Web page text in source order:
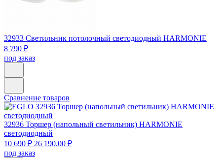
32933 Светильник потолочный светодиодный HARMONIE
8 790 ₽
под заказ
Сравнение товаров
32936 Торшер (напольный светильник) HARMONIE
светодиодный
10 690 ₽ 26 190.00 ₽
под заказ